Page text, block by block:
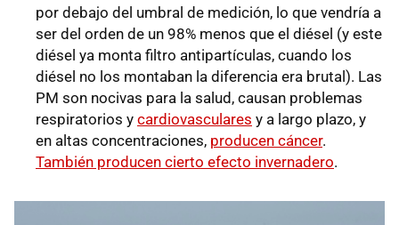
por debajo del umbral de medición, lo que vendría a
ser del orden de un 98% menos que el diésel (y este
diésel ya monta filtro antipartículas, cuando los
diésel no los montaban la diferencia era brutal). Las
PM son nocivas para la salud, causan problemas
respiratorios y cardiovasculares y a largo plazo, y
en altas concentraciones, producen cáncer.
También producen cierto efecto invernadero.